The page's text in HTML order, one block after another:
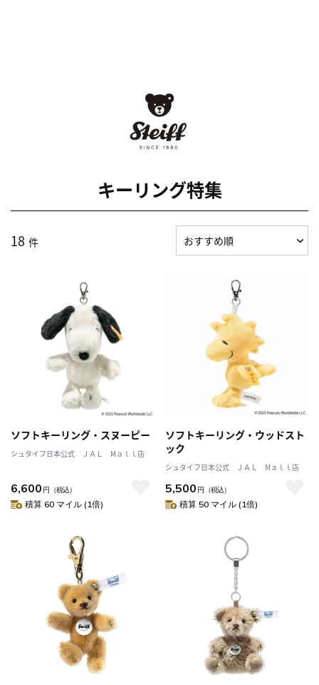
キーリング特集
18 件
ソフトキーリング・スヌーピー
シュタイフ日本公式 ＪＡＬ Mａｌｌ店
6,600 円 （税込）
積算 60 マイル (1倍)
ソフトキーリング・ウッドスト
ック
シュタイフ日本公式 ＪＡＬ Mａｌｌ店
5,500 円 （税込）
積算 50 マイル (1倍)